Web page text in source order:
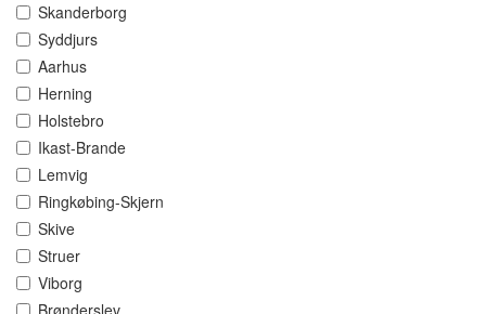
Skanderborg
Syddjurs
Aarhus
Herning
Holstebro
Ikast-Brande
Lemvig
Ringkøbing-Skjern
Skive
Struer
Viborg